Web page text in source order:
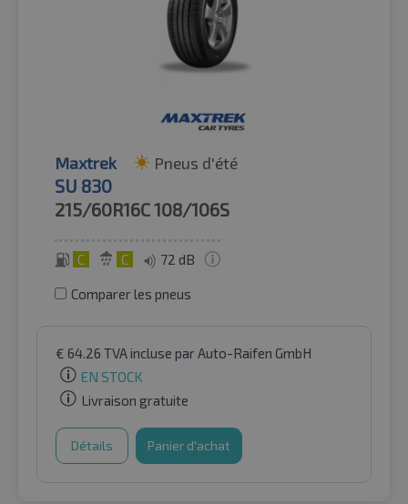
Maxtrek Pneus d'été
SU 830
215/60R16C108/106S
C C 72 dB
Comparer les pneus
€ 64.26 TVA incluse par Auto-Raifen GmbH
EN STOCK
Livraison gratuite
Détails Panier d'achat